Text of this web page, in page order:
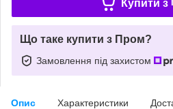
Купити з
Що таке купити з Пром?
Замовлення під захистом
Опис Характеристики